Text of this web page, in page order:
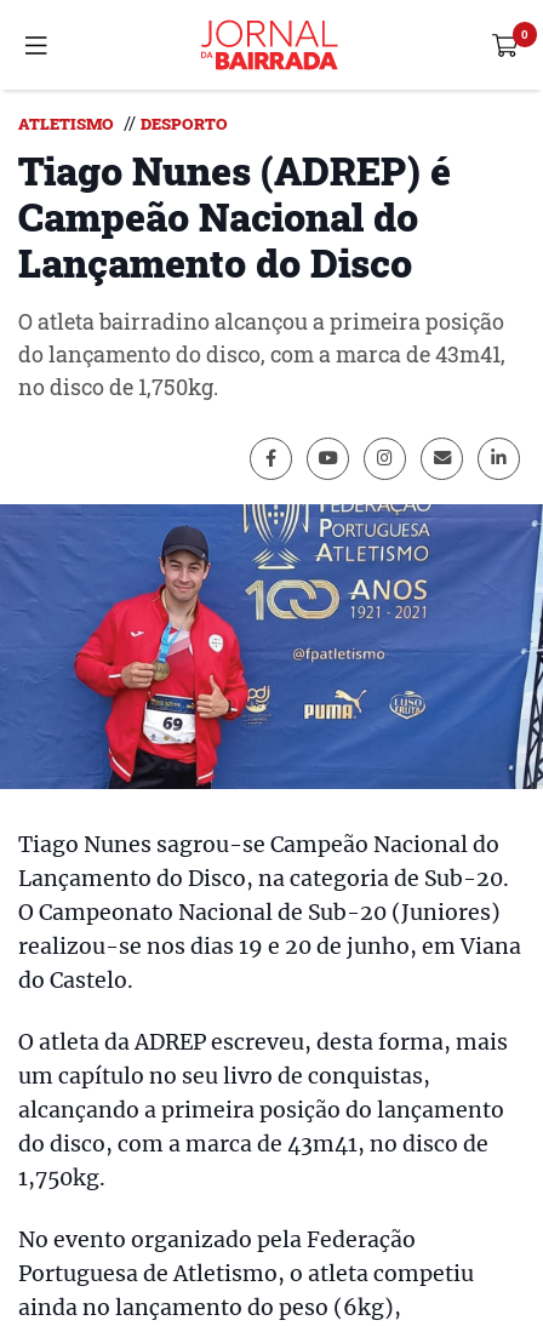
ATLETISMO // DESPORTO
Tiago Nunes (ADREP) é
Campeão Nacional do
Lançamento do Disco
O atleta bairradino alcançou a primeira posição
do lançamento do disco, com a marca de 43m41,
no disco de 1,750kg.
Tiago Nunes sagrou-se Campeão Nacional do
Lançamento do Disco, na categoria de Sub-20.
O Campeonato Nacional de Sub-20 (Juniores)
realizou-se nos dias 19 e 20 de junho, em Viana
do Castelo.
O atleta da ADREP escreveu, desta forma, mais
um capítulo no seu livro de conquistas,
alcançando a primeira posição do lançamento
do disco, com a marca de 43m41, no disco de
1,750kg.
No evento organizado pela Federação
Portuguesa de Atletismo, o atleta competiu
ainda no lançamento do peso (6kg),